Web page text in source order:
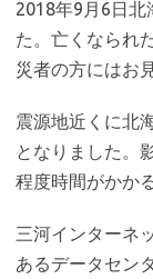
2018年9月6日北
た。亡くなられ
災者の方にはお
震源地近くに北
となりました。
程度時間がかか
三河インターネ
あるデータセン